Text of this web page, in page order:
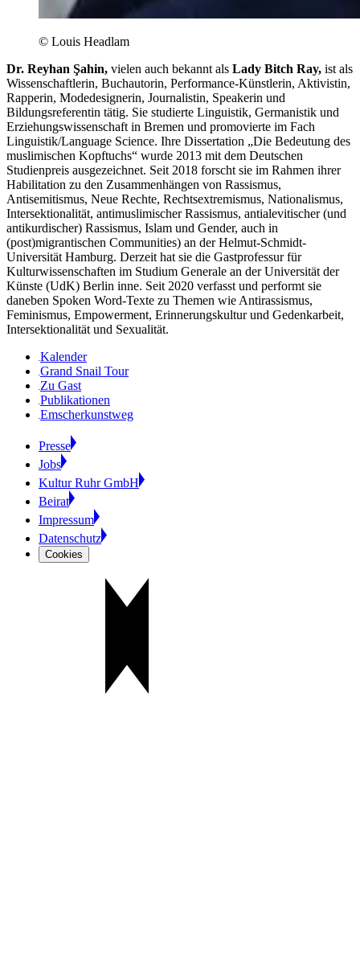
© Louis Headlam
Dr. Reyhan Şahin, vielen auch bekannt als Lady Bitch Ray, ist als
Wissenschaftlerin, Buchautorin, Performance-Künstlerin, Aktivistin,
Rapperin, Modedesignerin, Journalistin, Speakerin und
Bildungsreferentin tätig. Sie studierte Linguistik, Germanistik und
Erziehungswissenschaft in Bremen und promovierte im Fach
Linguistik/Language Science. Ihre Dissertation „Die Bedeutung des
muslimischen Kopftuchs“ wurde 2013 mit dem Deutschen
Studienpreis ausgezeichnet. Seit 2018 forscht sie im Rahmen ihrer
Habilitation zu den Zusammenhängen von Rassismus,
Antisemitismus, Neue Rechte, Rechtsextremismus, Nationalismus,
Intersektionalität, antimuslimischer Rassismus, antialevitischer (und
antikurdischer) Rassismus, Islam und Gender, auch in
(post)migrantischen Communities) an der Helmut-Schmidt-
Universität Hamburg. Derzeit hat sie die Gastprofessur für
Kulturwissenschaften im Studium Generale an der Universität der
Künste (UdK) Berlin inne. Seit 2020 verfasst und performt sie
daneben Spoken Word-Texte zu Themen wie Antirassismus,
Feminismus, Empowerment, Erinnerungskultur und Gedenkarbeit,
Intersektionalität und Sexualität.
Kalender
Grand Snail Tour
Zu Gast
Publikationen
Emscherkunstweg
Presse
Jobs
Kultur Ruhr GmbH
Beirat
Impressum
Datenschutz
Cookies